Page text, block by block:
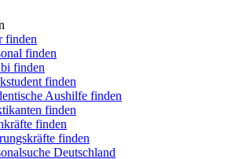
finden
finden
finden
finden
Aushilfe finden
finden
finden
finden
Deutschland